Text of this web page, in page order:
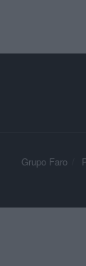
Grupo Faro